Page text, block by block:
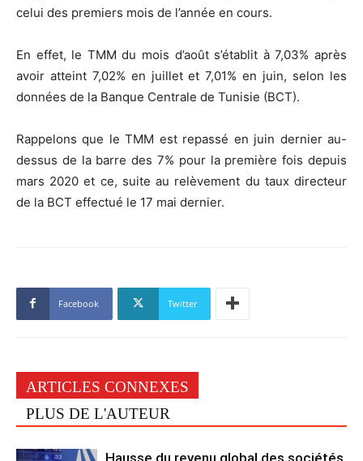
celui des premiers mois de l’année en cours.
En effet, le TMM du mois d’août s’établit à 7,03% après
avoir atteint 7,02% en juillet et 7,01% en juin, selon les
données de la Banque Centrale de Tunisie (BCT).
Rappelons que le TMM est repassé en juin dernier au-
dessus de la barre des 7% pour la première fois depuis
mars 2020 et ce, suite au relèvement du taux directeur
de la BCT effectué le 17 mai dernier.
Facebook Twitter
ARTICLES CONNEXES
PLUS DE L'AUTEUR
Hausse du revenu global des sociétés